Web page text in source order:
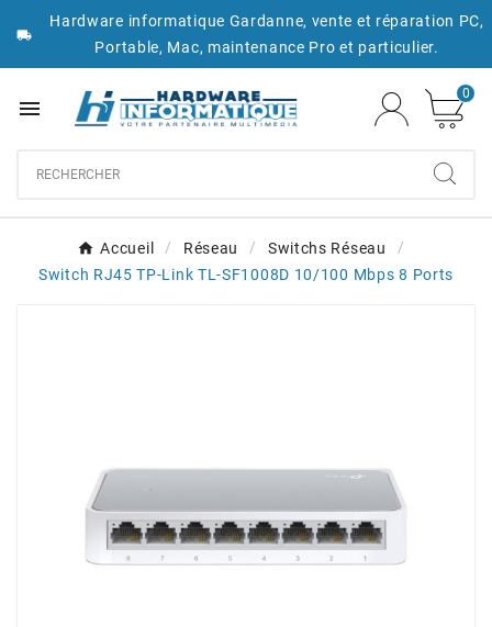

Hardware informatique Gardanne, vente et réparation PC,
Portable, Mac, maintenance Pro et particulier.

0
Accueil Réseau
Switchs Réseau
Switch RJ45 TP-Link TL-SF1008D 10/100 Mbps 8 Ports